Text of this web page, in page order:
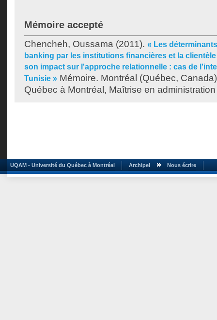
Mémoire accepté
Chencheh, Oussama (2011). « Les
banking par les institutions financières et la
son impact sur l'approche relationnelle : cas de
Tunisie » Mémoire. Montréal (Québec,
Québec à Montréal, Maîtrise en
UQAM - Université du Québec à Montréal Archipel Nous écrire